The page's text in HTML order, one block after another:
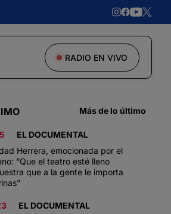
RADIO EN VIVO
Más de lo último
EL DOCUMENTAL
Herrera, emocionada por el
“Que el teatro esté lleno
que a la gente le importa
EL DOCUMENTAL